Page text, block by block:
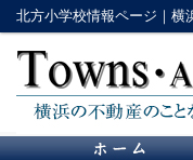
北方小学校情報ページ｜横